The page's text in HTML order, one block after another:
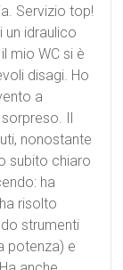
Servizio top!
un idraulico
mio WC si è
disagi. Ho
a
Il
nonostante
subito chiaro
ha
risolto
strumenti
potenza) e